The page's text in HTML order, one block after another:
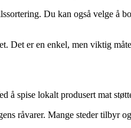
Du kan også velge
Det er en enkel, men viktig
å spise lokalt produsert mat
råvarer. Mange steder